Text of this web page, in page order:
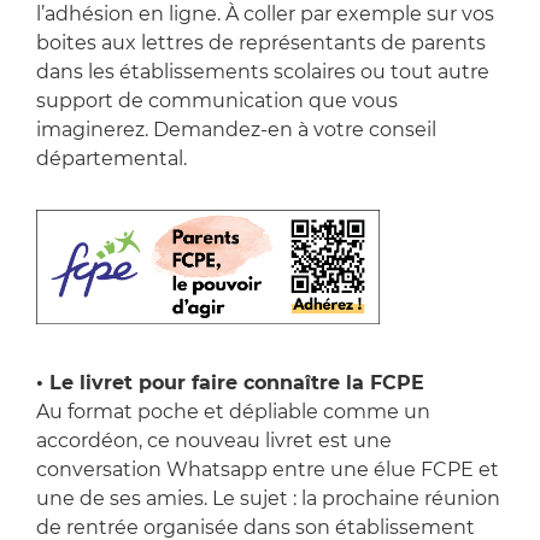
l’adhésion en ligne. À coller par exemple sur vos
boites aux lettres de représentants de parents
dans les établissements scolaires ou tout autre
support de communication que vous
imaginerez. Demandez-en à votre conseil
départemental.
• Le livret pour faire connaître la FCPE
Au format poche et dépliable comme un
accordéon, ce nouveau livret est une
conversation Whatsapp entre une élue FCPE et
une de ses amies. Le sujet : la prochaine réunion
de rentrée organisée dans son établissement